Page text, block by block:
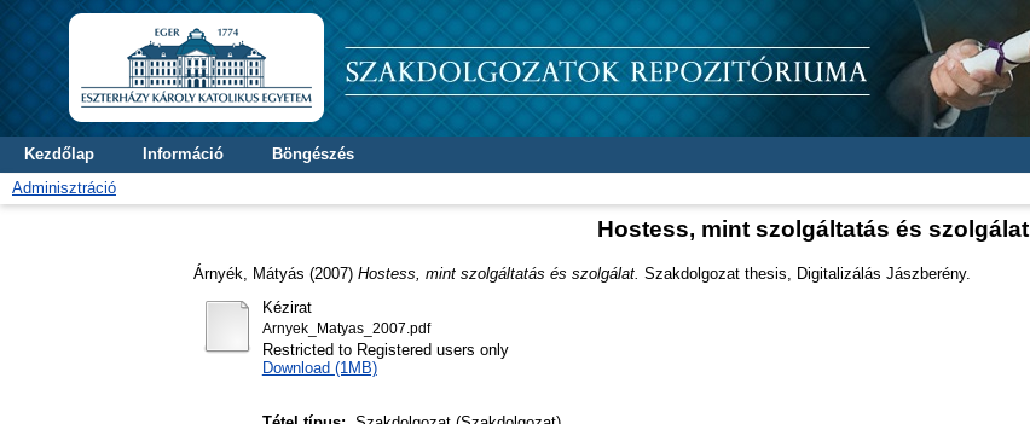
Kezdőlap Információ
Böngészés
Adminisztráció
Hostess, mint szolgáltatás és szolgálat
Árnyék, Mátyás (2007) Hostess, mint szolgáltatás és szolgálat. Szakdolgozat thesis, Digitalizálás Jászberény.
Kézirat
Arnyek_Matyas_2007.pdf
Restricted to Registered users only
Download (1MB)